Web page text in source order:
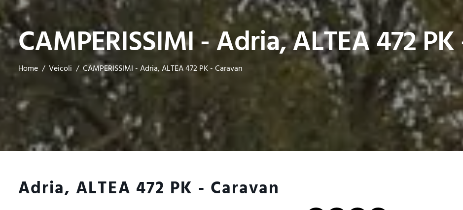
CAMPERISSIMI - Adria, ALTEA 472
Home Veicoli CAMPERISSIMI - Adria, ALTEA 472 PK - Caravan
Adria, ALTEA 472 PK - Caravan